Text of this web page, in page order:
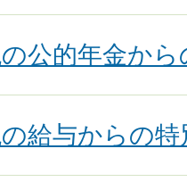
公的年金か
給与からの